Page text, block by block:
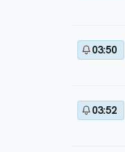
03:50
03:52